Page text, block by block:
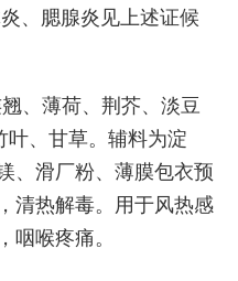
、腮腺炎见上述证候
、薄荷、荆芥、淡豆
叶、甘草。辅料为淀
、滑厂粉、薄膜包衣预
清热解毒。用于风热感
咽喉疼痛。